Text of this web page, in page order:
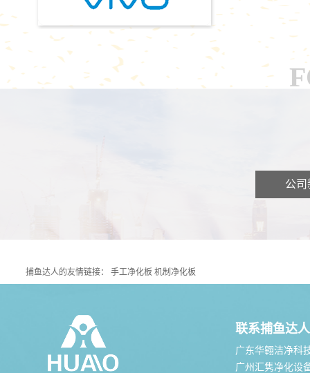
公司
捕鱼达人的友情链接：手工净化板机制净化板
联系捕鱼达人
广东华翱洁净科
广州汇隽净化设